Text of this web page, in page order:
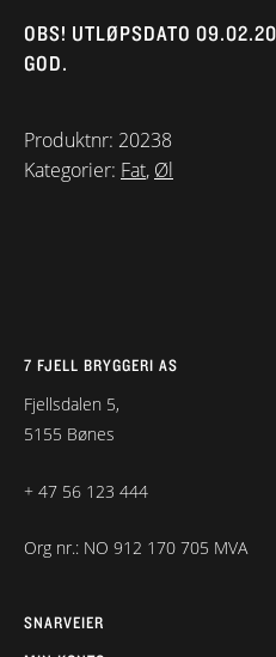
OBS! UTLØPSDATO
GOD.
Produktnr: 20238
Kategorier: Fat, Øl
7 FJELL BRYGGERI AS
Fjellsdalen 5,
5155 Bønes
+ 47 56 123 444
Org nr.: NO 912 170 705 MVA
SNARVEIER